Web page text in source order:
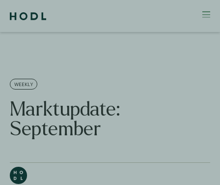
WEEKLY
Marktupdate:
September